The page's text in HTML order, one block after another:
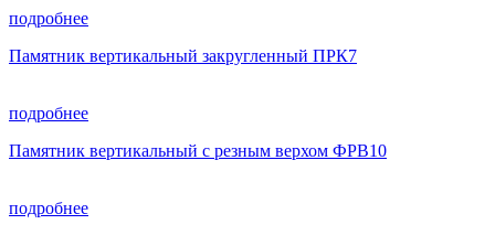
подробнее
Памятник вертикальный закругленный ПРК7
подробнее
Памятник вертикальный с резным верхом ФРВ10
подробнее